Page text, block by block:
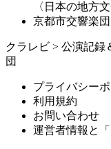
〈日本の地方
京都市交響楽
クラレビ > 公演記録
団
プライバシー
利用規約
お問い合わせ
運営者情報と